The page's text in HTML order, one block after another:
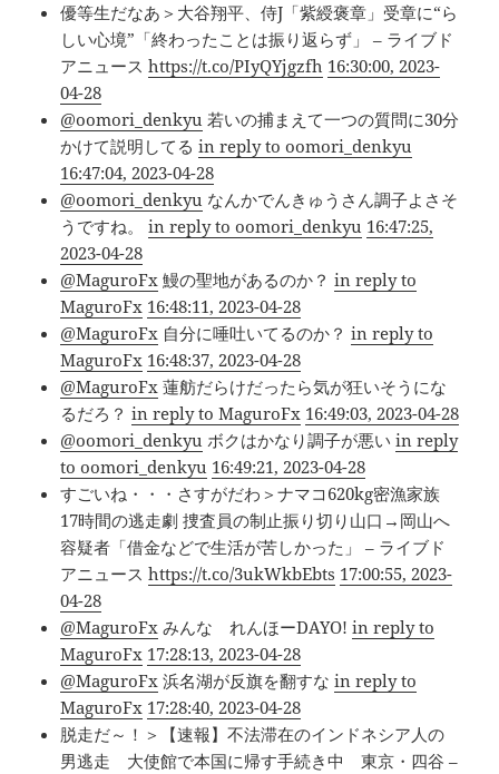
優等生だなあ＞大谷翔平、侍J「紫綬褒章」受章に“ら
しい心境”「終わったことは振り返らず」 – ライブド
アニュースhttps://t.co/PIyQYjgzfh 16:30:00, 2023-
04-28
@oomori_denkyu 若いの捕まえて一つの質問に30分
かけて説明してるin reply to oomori_denkyu
16:47:04, 2023-04-28
@oomori_denkyu なんかでんきゅうさん調子よさそ
うですね。in reply to oomori_denkyu 16:47:25,
2023-04-28
@MaguroFx 鰻の聖地があるのか？in reply to
MaguroFx 16:48:11, 2023-04-28
@MaguroFx 自分に唾吐いてるのか？in reply to
MaguroFx 16:48:37, 2023-04-28
@MaguroFx 蓮舫だらけだったら気が狂いそうにな
るだろ？in reply to MaguroFx 16:49:03, 2023-04-28
@oomori_denkyu ボクはかなり調子が悪いin reply
to oomori_denkyu 16:49:21, 2023-04-28
すごいね・・・さすがだわ＞ナマコ620kg密漁家族
17時間の逃走劇 捜査員の制止振り切り山口→岡山へ
容疑者「借金などで生活が苦しかった」 – ライブド
アニュースhttps://t.co/3ukWkbEbts 17:00:55, 2023-
04-28
@MaguroFx みんな れんほーDAYO!in reply to
MaguroFx 17:28:13, 2023-04-28
@MaguroFx 浜名湖が反旗を翻すなin reply to
MaguroFx 17:28:40, 2023-04-28
脱走だ～！＞【速報】不法滞在のインドネシア人の
男逃走 大使館で本国に帰す手続き中 東京・四谷 –